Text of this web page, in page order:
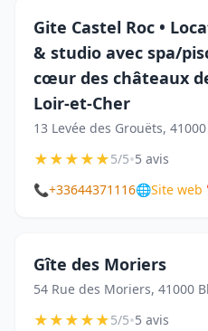
Gite Castel Roc •
& studio avec spa/
cœur des châteaux
Loir-et-Cher
13 Levée des Grouëts,
★★★★★5/5•5 avis
📞+33644371116🌐Site web
Gîte des Moriers
54 Rue des Moriers, 41000
★★★★★5/5•5 avis